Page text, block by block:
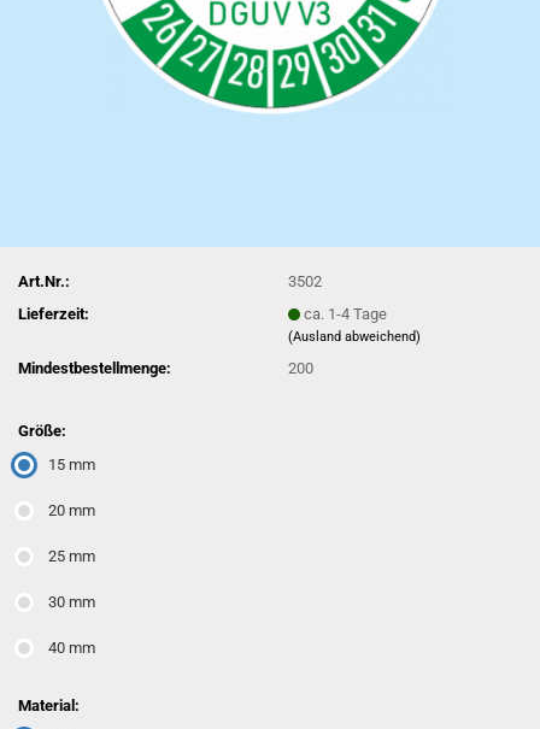
Art.Nr.:
3502
Lieferzeit:
ca. 1-4 Tage
(Ausland abweichend)
Mindestbestellmenge: 200
Größe:
15 mm
20 mm
25 mm
30 mm
40 mm
Material: